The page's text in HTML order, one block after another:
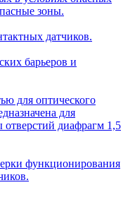
зоны.
датчиков.
барьеров и
для оптического
для
диафрагм 1,5
функционирования